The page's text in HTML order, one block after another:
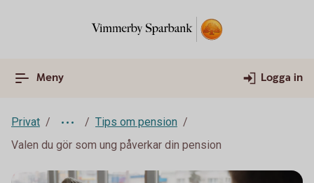
Meny Logga in
Privat
Tips om pension
Valen du gör som ung påverkar din pension